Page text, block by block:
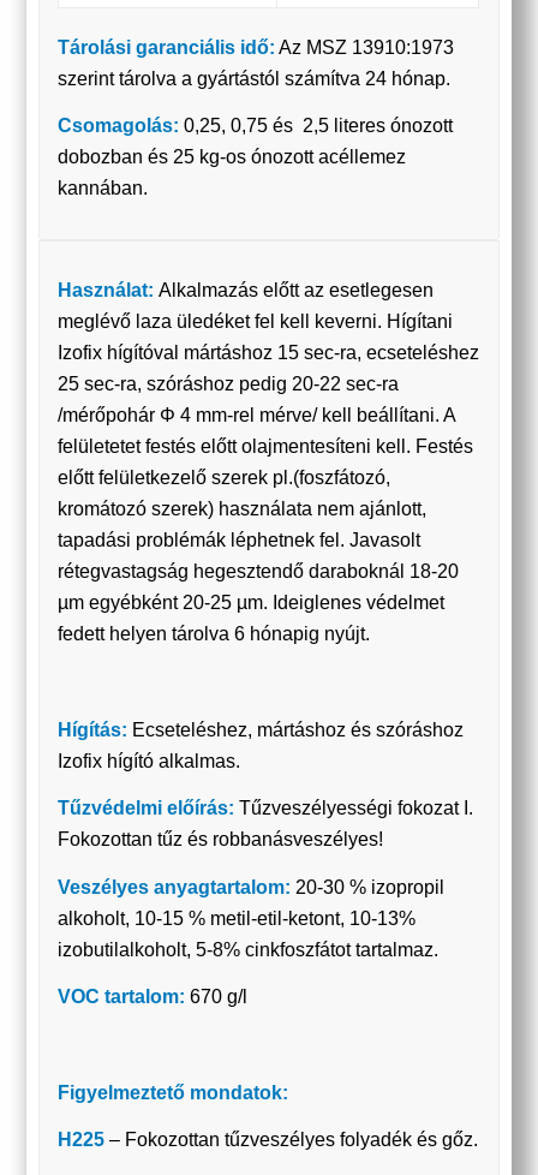
Tárolási garanciális idő: Az MSZ 13910:1973
szerint tárolva a gyártástól számítva 24 hónap.
Csomagolás:0,25, 0,75 és 2,5 literes ónozott
dobozban és 25 kg-os ónozott acéllemez
kannában.
Használat:Alkalmazás előtt az esetlegesen
meglévő laza üledéket fel kell keverni. Hígítani
Izofix hígítóval mártáshoz 15 sec-ra, ecseteléshez
25 sec-ra, szóráshoz pedig 20-22 sec-ra
/mérőpohár Φ 4 mm-rel mérve/ kell beállítani. A
felületetet festés előtt olajmentesíteni kell. Festés
előtt felületkezelő szerek pl.(foszfátozó,
kromátozó szerek) használata nem ajánlott,
tapadási problémák léphetnek fel. Javasolt
rétegvastagság hegesztendő daraboknál 18-20
µm egyébként 20-25 µm. Ideiglenes védelmet
fedett helyen tárolva 6 hónapig nyújt.
Hígítás: Ecseteléshez, mártáshoz és szóráshoz
Izofix hígító alkalmas.
Tűzvédelmi előírás: Tűzveszélyességi fokozat I.
Fokozottan tűz és robbanásveszélyes!
Veszélyes anyagtartalom: 20-30 % izopropil
alkoholt, 10-15 % metil-etil-ketont, 10-13%
izobutilalkoholt, 5-8% cinkfoszfátot tartalmaz.
VOC tartalom: 670 g/l
Figyelmeztető mondatok:
H225 – Fokozottan tűzveszélyes folyadék és gőz.